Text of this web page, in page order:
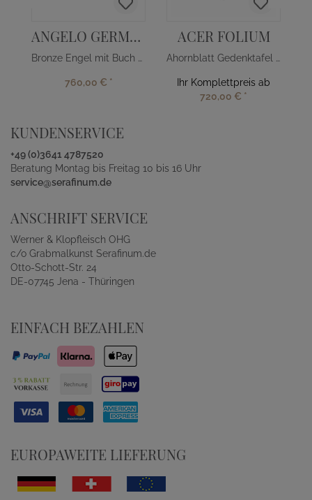
ANGELO GERMANICA
Bronze Engel mit Buch - deutsch
760,00 € *
ACER FOLIUM
Ahornblatt Gedenktafel aus Bronze
Ihr Komplettpreis ab
720,00 € *
KUNDENSERVICE
+49 (0)3641 4787520
Beratung Montag bis Freitag 10 bis 16 Uhr
service@serafinum.de
ANSCHRIFT SERVICE
Werner & Klopfleisch OHG
c/o Grabmalkunst Serafinum.de
Otto-Schott-Str. 24
DE-07745 Jena - Thüringen
EINFACH BEZAHLEN
EUROPAWEITE LIEFERUNG